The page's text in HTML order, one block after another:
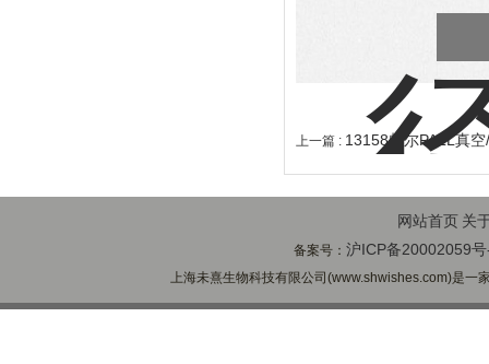
上一篇 : 13158颇尔PALL真
网站首页 关
备案号：沪ICP备20002059
上海未熹生物科技有限公司(www.shwishes.com)是一